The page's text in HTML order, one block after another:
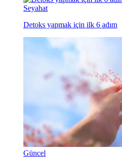
Seyahat
Detoks yapmak için ilk 6 adım
Güncel